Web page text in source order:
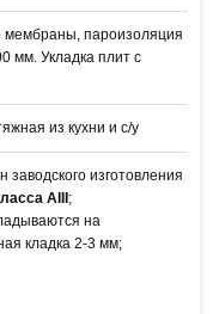
мембраны, пароизоляция
мм. Укладка плит с
из кухни и с/у
заводского изготовления
АIII;
на
кладка 2-3 мм;